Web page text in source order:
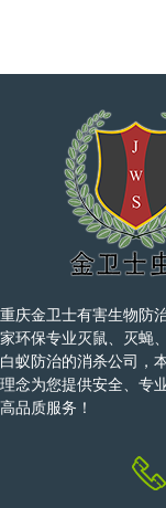
重庆金卫士有害生物防
家环保专业灭鼠、灭蝇
白蚁防治的消杀公司，
理念为您提供安全、专
高品质服务！